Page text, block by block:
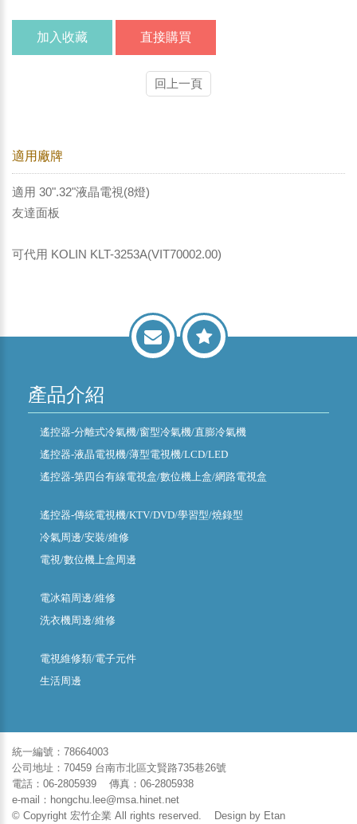
加入收藏 直接購買
回上一頁
適用廠牌
適用 30".32"液晶電視(8燈)
友達面板
可代用 KOLIN KLT-3253A(VIT70002.00)
產品介紹
遙控器-分離式冷氣機/窗型冷氣機/直膨冷氣機
遙控器-液晶電視機/薄型電視機/LCD/LED
遙控器-第四台有線電視盒/數位機上盒/網路電視盒
遙控器-傳統電視機/KTV/DVD/學習型/燒錄型
冷氣周邊/安裝/維修
電視/數位機上盒周邊
電冰箱周邊/維修
洗衣機周邊/維修
電視維修類/電子元件
生活周邊
統一編號：78664003
公司地址：70459 台南市北區文賢路735巷26號
電話：06-2805939 傳真：06-2805938
e-mail：hongchu.lee@msa.hinet.net
© Copyright 宏竹企業 All rights reserved. Design by Etan